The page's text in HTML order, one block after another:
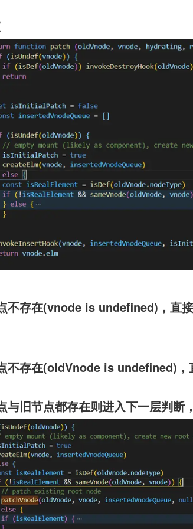
不存在(vnode is undefined)，直
不存在(oldVnode is undefined)，
与旧节点都存在则进入下一层判断